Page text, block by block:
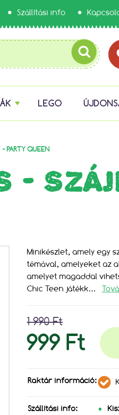
Szállítási info
LEGO
PARTY QUEEN
-
Minikészlet, amely egy
témával, amelyeket az
amelyet magaddal
Chic Teen játékk...
1 990 Ft
999 Ft
Raktár információ:
Szállítási info: